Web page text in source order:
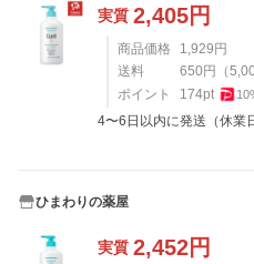
実質 2,405円
商品価格 1,929円
送料
650円 （
ポイント
174pt 10
4〜6日以内に発送（休業
ひまわりの薬屋
実質 2,452円